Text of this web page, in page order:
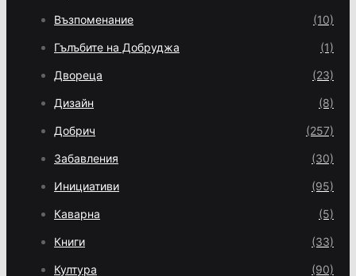
Възпоменание (10)
Гълъбите на Добруджа (1)
Двореца (23)
Дизайн (8)
Добрич (257)
Забавления (30)
Инициативи (95)
Каварна (5)
Книги (33)
Култура (90)